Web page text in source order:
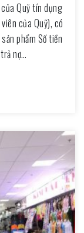
Quỹ tín dụng
của Quỹ), có
phẩm Số tiền
nợ…